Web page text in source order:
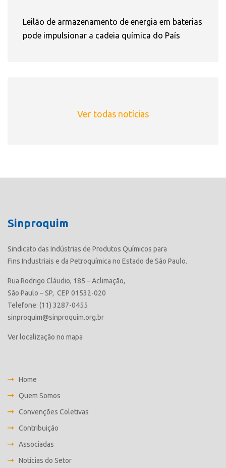
Leilão de armazenamento de energia em baterias
pode impulsionar a cadeia química do País
Ver todas notícias
Sinproquim
Sindicato das Indústrias de Produtos Químicos para
Fins Industriais e da Petroquímica no Estado de São Paulo.
Rua Rodrigo Cláudio, 185 – Aclimação,
São Paulo – SP, CEP 01532-020
Telefone: (11) 3287-0455
sinproquim@sinproquim.org.br
Ver localização no mapa
Home
Quem Somos
Convenções Coletivas
Contribuição
Associadas
Notícias do Setor